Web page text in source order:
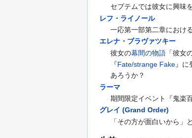
セプテムでは彼女に興味
レフ・ライノール
一応第一部第二章におけ
エレナ・ブラヴァツキー
彼女の幕間の物語 「彼女
『Fate/strange Fake』に
あろうか？
ラーマ
期間限定イベント『鬼楽
グレイ (Grand Order)
「その方が面白いから